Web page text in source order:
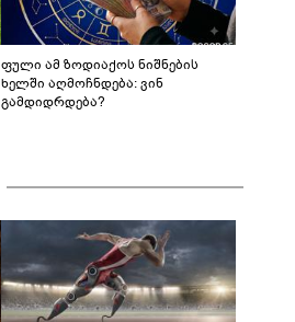
ფული ამ ზოდიაქოს ნიშნების
ხელში აღმოჩნდება: ვინ
გამდიდრდება?